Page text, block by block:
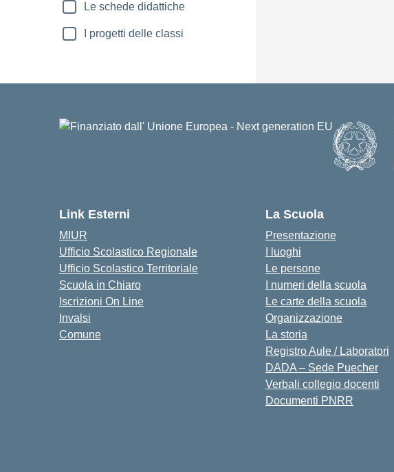
Le schede didattiche
I progetti delle classi
Link Esterni
MIUR
Ufficio Scolastico Regionale
Ufficio Scolastico Territoriale
Scuola in Chiaro
Iscrizioni On Line
Invalsi
Comune
La Scuola
Presentazione
I luoghi
Le persone
I numeri della scuola
Le carte della scuola
Organizzazione
La storia
Registro Aule / Laboratori
DADA – Sede Puecher
Verbali collegio docenti
Documenti PNRR